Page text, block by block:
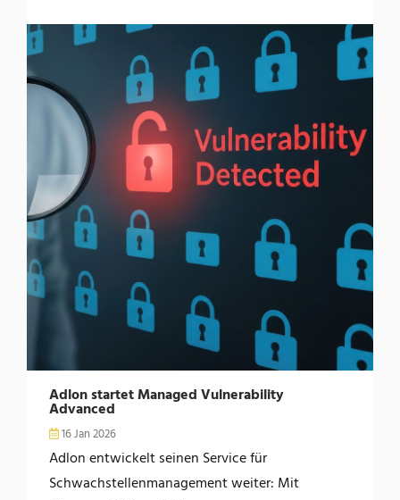
Adlon startet Managed Vulnerability
Advanced
16 Jan 2026
Adlon entwickelt seinen Service für
Schwachstellenmanagement weiter: Mit